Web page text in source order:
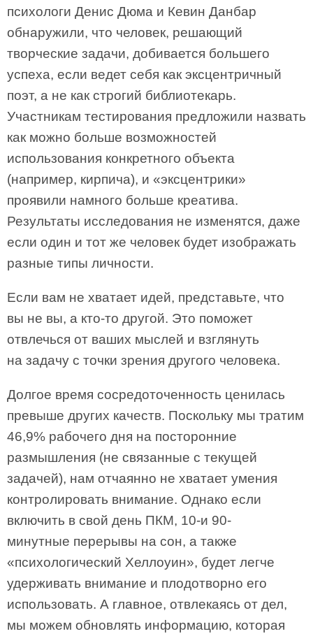
психологи Денис Дюма и Кевин Данбар
обнаружили, что человек, решающий
творческие задачи, добивается большего
успеха, если ведет себя как эксцентричный
поэт, а не как строгий библиотекарь.
Участникам тестирования предложили назвать
как можно больше возможностей
использования конкретного объекта
(например, кирпича), и «эксцентрики»
проявили намного больше креатива.
Результаты исследования не изменятся, даже
если один и тот же человек будет изображать
разные типы личности.
Если вам не хватает идей, представьте, что
вы не вы, а кто-то другой. Это поможет
отвлечься от ваших мыслей и взглянуть
на задачу с точки зрения другого человека.
Долгое время сосредоточенность ценилась
превыше других качеств. Поскольку мы тратим
46,9% рабочего дня на посторонние
размышления (не связанные с текущей
задачей), нам отчаянно не хватает умения
контролировать внимание. Однако если
включить в свой день ПКМ, 10-и 90-
минутные перерывы на сон, а также
«психологический Хеллоуин», будет легче
удерживать внимание и плодотворно его
использовать. А главное, отвлекаясь от дел,
мы можем обновлять информацию, которая